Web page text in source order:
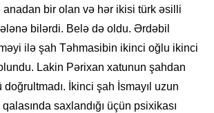
anadan bir olan və hər ikisi türk əsilli
bilərdi. Belə də oldu. Ərdəbil
ilə şah Təhmasibin ikinci oğlu ikinci
Lakin Pərixan xatunun şahdan
İkinci şah İsmayıl uzun
saxlandığı üçün psixikası